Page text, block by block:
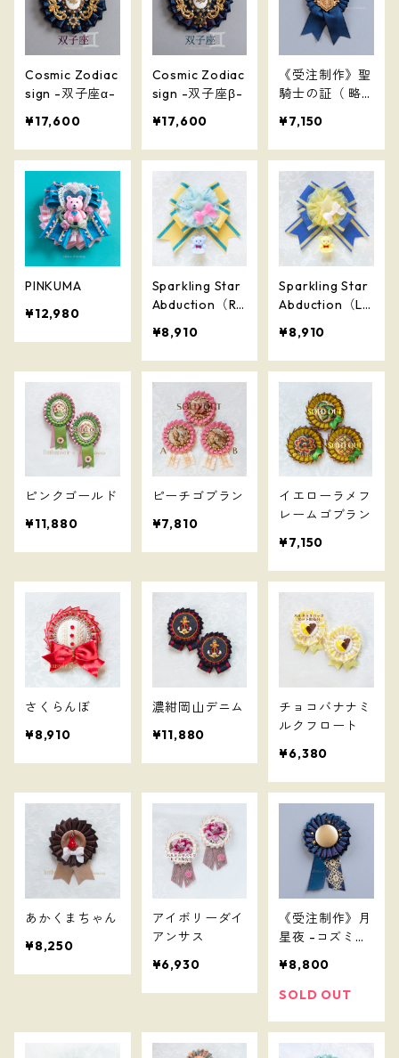
Cosmic Zodiac
sign -双子座α-
¥17,600
Cosmic Zodiac
sign -双子座β-
¥17,600
《受注制作》聖
騎士の証（ 略
¥7,150
PINKUMA
¥12,980
Sparkling Star
Abduction（RA
¥8,910
Sparkling Star
Abduction（LE
¥8,910
ピンクゴールド
¥11,880
ピーチゴブラン
¥7,810
イエローラメフ
レームゴブラン
¥7,150
さくらんぼ
¥8,910
濃紺岡山デニム
¥11,880
チョコバナナミ
ルクフロート
¥6,380
あかくまちゃん
¥8,250
アイボリーダイ
アンサス
¥6,930
《受注制作》月
星夜 -コズミッ
¥8,800
SOLD OUT